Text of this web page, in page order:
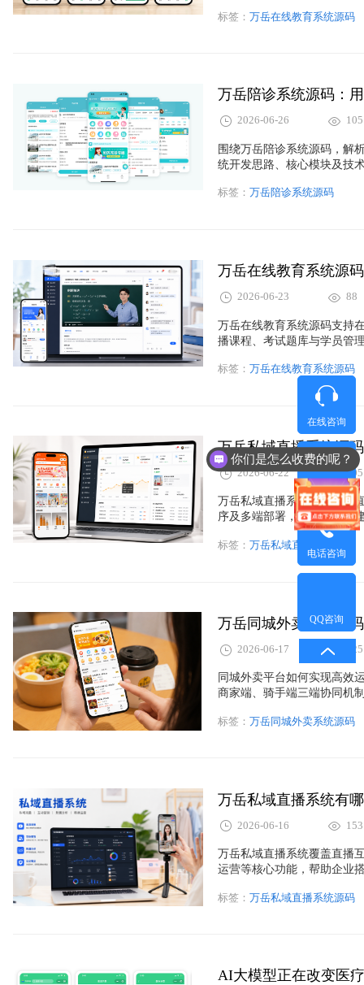
标签： 万岳在线教育系统源码
万岳陪诊系统源码：
2026-06-26 105
围绕万岳陪诊系统源码，解
统开发思路、核心模块及技
标签： 万岳陪诊系统源码
2026-06-23 88
万岳在线教育系统源码支持
播课程、考试题库与学员管
标签： 万岳在线教育系统源码
2026-06-22 105
万岳私域直播系统源码整合
序及多端部署，帮助企业构
标签： 万岳私域直播系统源码
2026-06-17 125
同城外卖平台如何实现高效
商家端、骑手端三端协同机
标签： 万岳同城外卖系统源码
万岳私域直播系统有
2026-06-16 153
万岳私域直播系统覆盖直播
运营等核心功能，帮助企业
标签： 万岳私域直播系统源码
AI大模型正在改变医
在线咨询
微信咨询
电话咨询
QQ咨询
你们是怎么收费的呢？